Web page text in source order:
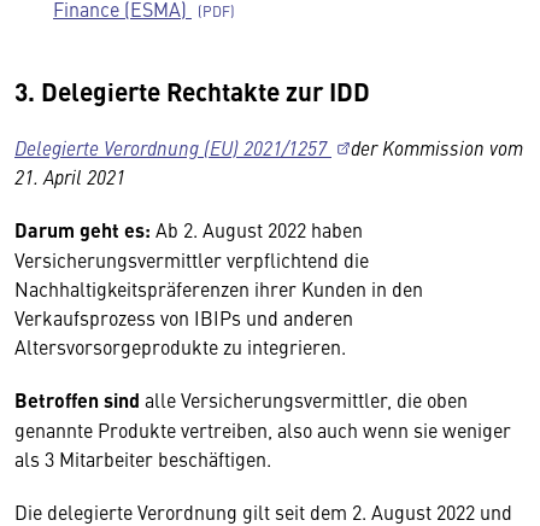
Finance (ESMA)
3. Delegierte Rechtakte zur IDD
Delegierte Verordnung (EU) 2021/1257
der Kommission vom
21. April 2021
Darum geht es: Ab 2. August 2022 haben
Versicherungsvermittler verpflichtend die
Nachhaltigkeitspräferenzen ihrer Kunden in den
Verkaufsprozess von IBIPs und anderen
Altersvorsorgeprodukte zu integrieren.
Betroffen sind alle Versicherungsvermittler, die oben
genannte Produkte vertreiben, also auch wenn sie weniger
als 3 Mitarbeiter beschäftigen.
Die delegierte Verordnung gilt seit dem 2. August 2022 und